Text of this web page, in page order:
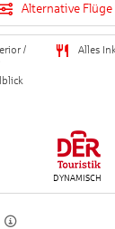
Alternative Flüge
/
Alles